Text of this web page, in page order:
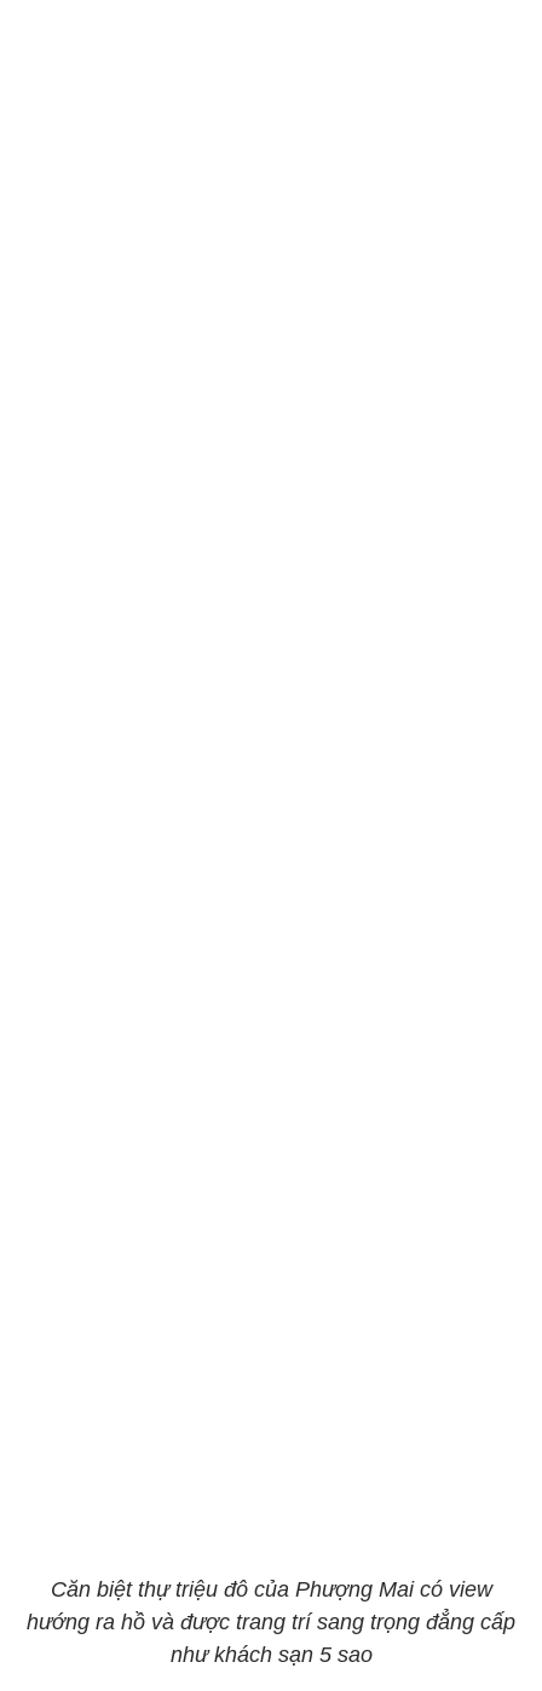
Căn biệt thự triệu đô của Phượng Mai có view
hướng ra hồ và được trang trí sang trọng đẳng cấp
như khách sạn 5 sao